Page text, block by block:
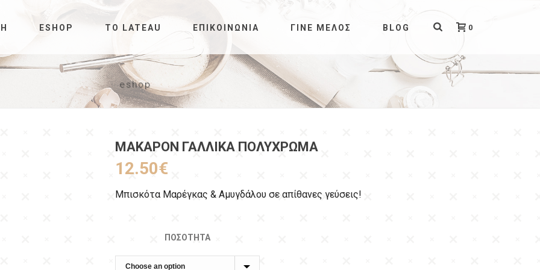
ESHOP ΤΟ LATEAU ΕΠΙΚΟΙΝΩΝΊΑ ΓΊΝΕ ΜΈΛΟΣ BLOG 0
eshop
ΜΑΚΑΡΌΝ ΓΑΛΛΙΚΆ ΠΟΛΎΧΡΩΜΑ
12.50€
Μπισκότα Μαρέγκας & Αμυγδάλου σε απίθανες γεύσεις!
ΠΟΣΌΤΗΤΑ